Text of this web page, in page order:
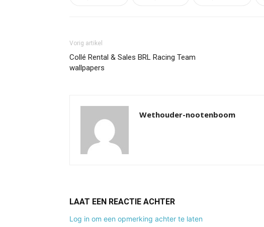
Vorig artikel
Collé Rental & Sales BRL Racing Team
wallpapers
Wethouder-nootenboom
LAAT EEN REACTIE ACHTER
Log in om een opmerking achter te laten